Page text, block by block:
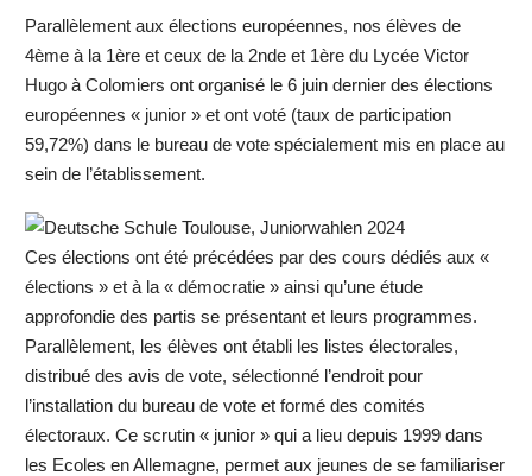
Parallèlement aux élections européennes, nos élèves de
4ème à la 1ère et ceux de la 2nde et 1ère du Lycée Victor
Hugo à Colomiers ont organisé le 6 juin dernier des élections
européennes « junior » et ont voté (taux de participation
59,72%) dans le bureau de vote spécialement mis en place au
sein de l’établissement.
Ces élections ont été précédées par des cours dédiés aux «
élections » et à la « démocratie » ainsi qu’une étude
approfondie des partis se présentant et leurs programmes.
Parallèlement, les élèves ont établi les listes électorales,
distribué des avis de vote, sélectionné l’endroit pour
l’installation du bureau de vote et formé des comités
électoraux. Ce scrutin « junior » qui a lieu depuis 1999 dans
les Ecoles en Allemagne, permet aux jeunes de se familiariser